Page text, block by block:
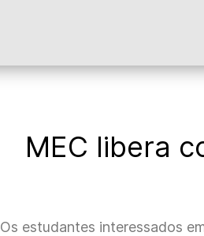
MEC libera
Os estudantes interessados